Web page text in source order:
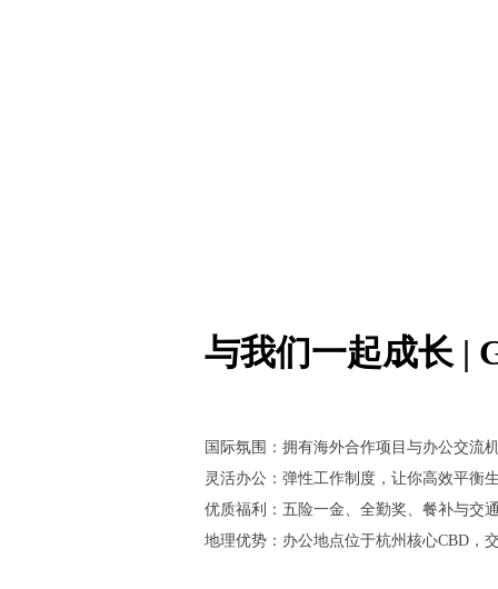
与我们一起成长 |
国际氛围：拥有海外合作项目与办公交流
灵活办公：弹性工作制度，让你高效平衡
优质福利：五险一金、全勤奖、餐补与交
地理优势：办公地点位于杭州核心CBD，